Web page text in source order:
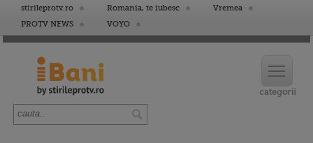
stirileprotv.ro Romania, te iubesc
Vremea
PROTV NEWS
VOYO